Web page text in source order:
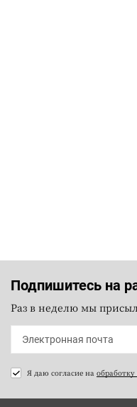
Подпишитесь на
Раз в неделю мы
Я даю согласие на